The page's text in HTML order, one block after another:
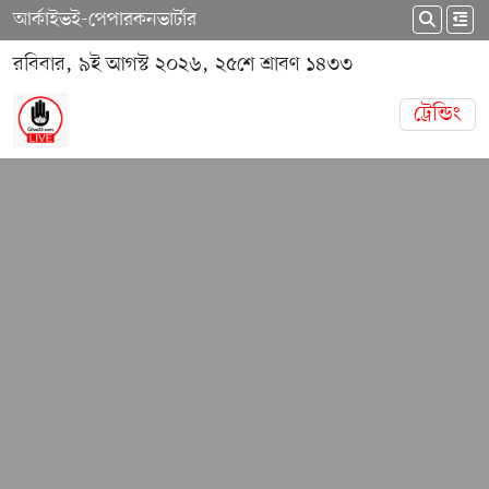
আর্কাইভই-পেপারকনভার্টার
রবিবার, ৯ই আগস্ট ২০২৬, ২৫শে শ্রাবণ ১৪৩৩
ট্রেন্ডিং